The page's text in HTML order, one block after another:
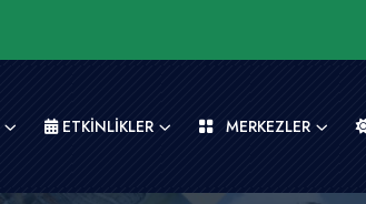
ETKİNLİKLER MERKEZLER